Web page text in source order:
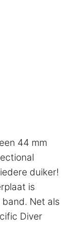
44 mm
duiker!
is
Net als
Diver